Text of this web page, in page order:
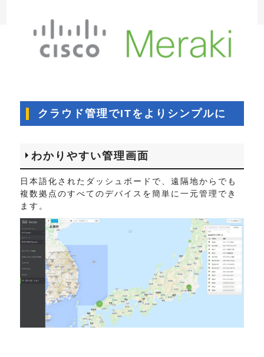
クラウド管理でITをよりシンプルに
わかりやすい管理画面
日本語化されたダッシュボードで、遠隔地からでも
複数拠点のすべてのデバイスを簡単に一元管理でき
ます。